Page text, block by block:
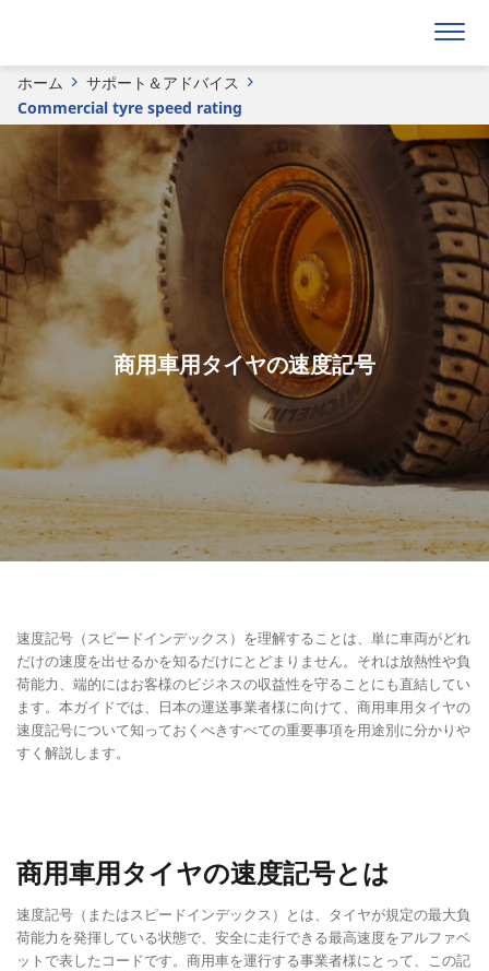
ホーム
サポート＆アドバイス
Commercial tyre speed rating
商用車用タイヤの速度記号
速度記号（スピードインデックス）を理解することは、単に車両がどれ
だけの速度を出せるかを知るだけにとどまりません。それは放熱性や負
荷能力、端的にはお客様のビジネスの収益性を守ることにも直結してい
ます。本ガイドでは、日本の運送事業者様に向けて、商用車用タイヤの
速度記号について知っておくべきすべての重要事項を用途別に分かりや
すく解説します。
商用車用タイヤの速度記号とは
速度記号（またはスピードインデックス）とは、タイヤが規定の最大負
荷能力を発揮している状態で、安全に走行できる最高速度をアルファベ
ットで表したコードです。商用車を運行する事業者様にとって、この記